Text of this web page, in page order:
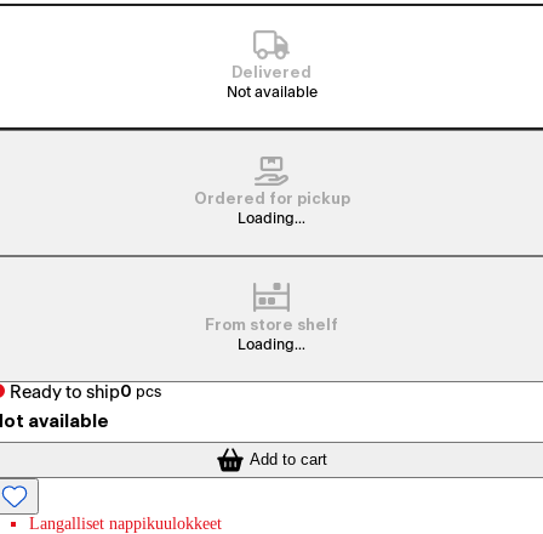
Delivered
Not available
Ordered for pickup
Loading...
From store shelf
Loading...
Ready to ship0 pcs
available
Add to cart
Langalliset nappikuulokkeet